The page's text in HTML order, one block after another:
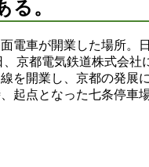
る。
電車が開業した場所。
、京都電気鉄道株式会
を開業し、京都の発展
起点となった七条停車